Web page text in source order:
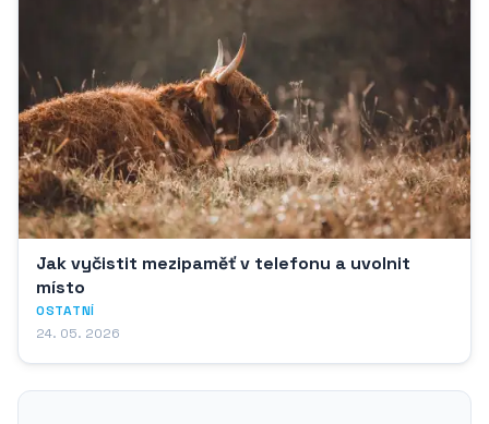
Jak vyčistit mezipaměť v telefonu a uvolnit
místo
OSTATNÍ
24. 05. 2026